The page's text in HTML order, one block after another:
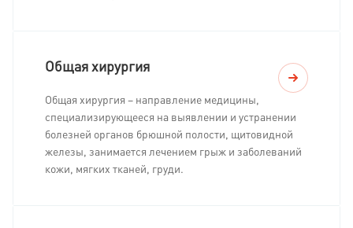
Общая хирургия
Общая хирургия – направление медицины,
специализирующееся на выявлении и устранении
болезней органов брюшной полости, щитовидной
железы, занимается лечением грыж и заболеваний
кожи, мягких тканей, груди.